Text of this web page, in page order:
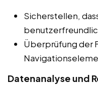
Sicherstellen,
Überprüfung der
Datenanalyse und